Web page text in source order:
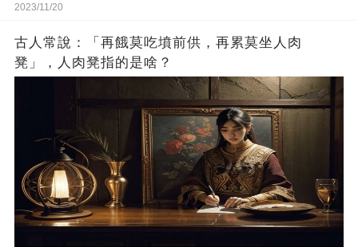
2023/11/20
古人常說：「再餓莫吃墳前供，再累莫坐人肉
凳」，人肉凳指的是啥？